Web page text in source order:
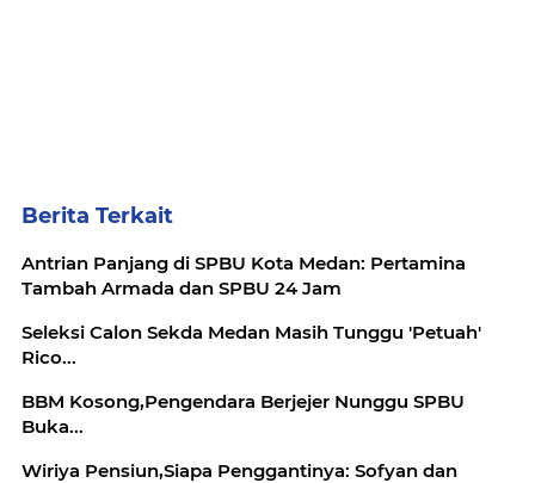
Berita Terkait
Antrian Panjang di SPBU Kota Medan: Pertamina
Tambah Armada dan SPBU 24 Jam
Seleksi Calon Sekda Medan Masih Tunggu 'Petuah'
Rico...
BBM Kosong,Pengendara Berjejer Nunggu SPBU
Buka...
Wiriya Pensiun,Siapa Penggantinya: Sofyan dan